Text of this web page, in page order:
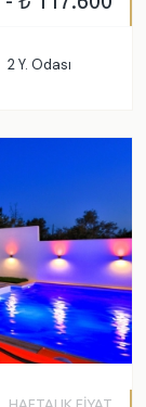
2 Y. Odası
HAFTALIK FİYAT